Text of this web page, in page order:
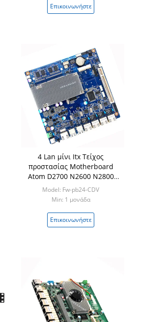
Επικοινωνήστε
4 Lan μίνι Itx Τείχος
προστασίας Motherboard
Atom D2700 N2600 N2800
CPU Pfsense Router
Model: Fw-pb24-CDV
Min: 1 μονάδα
Επικοινωνήστε